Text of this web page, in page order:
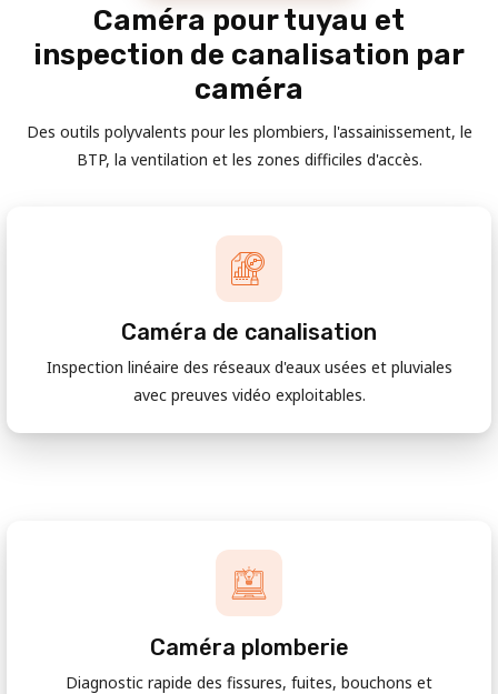
Caméra pour tuyau et
inspection de canalisation par
caméra
Des outils polyvalents pour les plombiers, l'assainissement, le
BTP, la ventilation et les zones difficiles d'accès.
Caméra de canalisation
Inspection linéaire des réseaux d'eaux usées et pluviales
avec preuves vidéo exploitables.
Caméra plomberie
Diagnostic rapide des fissures, fuites, bouchons et